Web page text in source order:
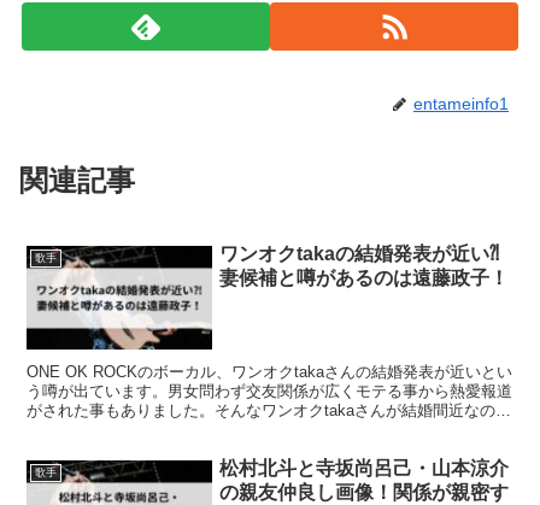
entameinfo1
関連記事
歌手
ワンオクtakaの結婚発表が近い⁈
妻候補と噂があるのは遠藤政子！
ONE OK ROCKのボーカル、ワンオクtakaさんの結婚発表が近いとい
う噂が出ています。男女問わず交友関係が広くモテる事から熱愛報道
がされた事もありました。そんなワンオクtakaさんが結婚間近なのは
歌手
松村北斗と寺坂尚呂己・山本涼介
の親友仲良し画像！関係が親密す